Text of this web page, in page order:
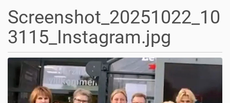
Screenshot_20251022_10
3115_Instagram.jpg